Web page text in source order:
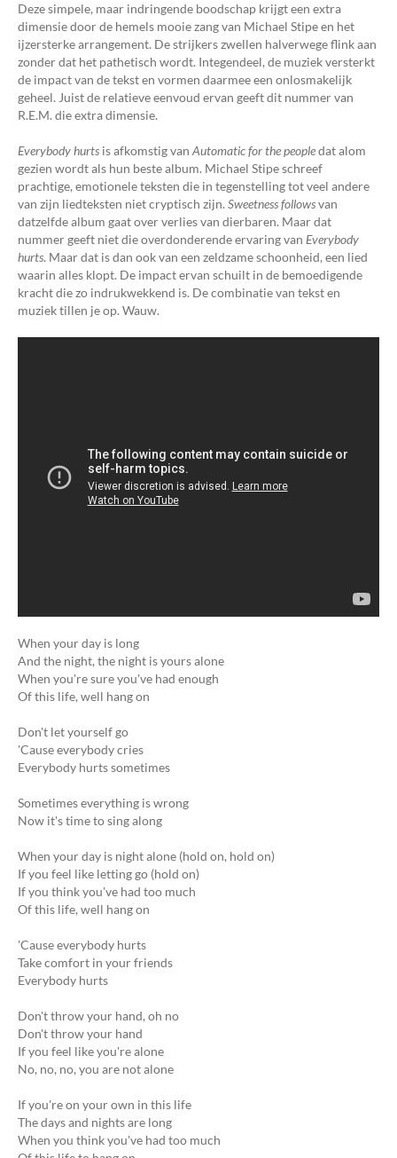
Deze simpele, maar indringende boodschap krijgt een extra
dimensie door de hemels mooie zang van Michael Stipe en het
ijzersterke arrangement. De strijkers zwellen halverwege flink aan
zonder dat het pathetisch wordt. Integendeel, de muziek versterkt
de impact van de tekst en vormen daarmee een onlosmakelijk
geheel. Juist de relatieve eenvoud ervan geeft dit nummer van
R.E.M. die extra dimensie.
Everybody hurts is afkomstig van Automatic for the peopledat alom
gezien wordt als hun beste album. Michael Stipe schreef
prachtige, emotionele teksten die in tegenstelling tot veel andere
van zijn liedteksten niet cryptisch zijn. Sweetness followsvan
datzelfde album gaat over verlies van dierbaren. Maar dat
nummer geeft niet die overdonderende ervaring van Everybody
hurts. Maar dat is dan ook van een zeldzame schoonheid, een lied
waarin alles klopt. De impact ervan schuilt in de bemoedigende
kracht die zo indrukwekkend is. De combinatie van tekst en
muziek tillen je op. Wauw.
When your day is long
And the night, the night is yours alone
When you're sure you've had enough
Of this life, well hang on
Don't let yourself go
'Cause everybody cries
Everybody hurts sometimes
Sometimes everything is wrong
Now it's time to sing along
When your day is night alone (hold on, hold on)
If you feel like letting go (hold on)
If you think you've had too much
Of this life, well hang on
'Cause everybody hurts
Take comfort in your friends
Everybody hurts
Don't throw your hand, oh no
Don't throw your hand
If you feel like you're alone
No, no, no, you are not alone
If you're on your own in this life
The days and nights are long
When you think you've had too much